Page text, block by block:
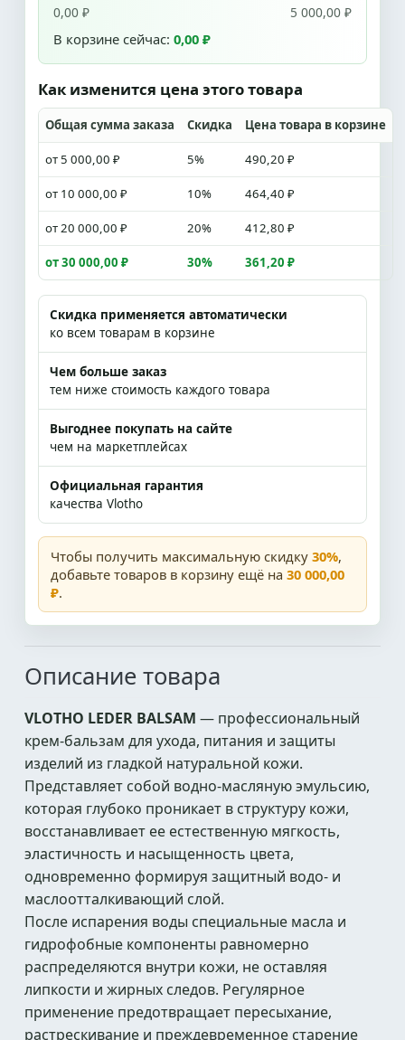
0,00 ₽ 5 000,00 ₽
В корзине сейчас: 0,00 ₽
Как изменится цена этого товара
Общая сумма заказа Скидка Цена товара в корзине
от 5 000,00 ₽ 5% 490,20 ₽
от 10 000,00 ₽ 10% 464,40 ₽
от 20 000,00 ₽ 20% 412,80 ₽
от 30 000,00 ₽ 30% 361,20 ₽
Скидка применяется автоматически
ко всем товарам в корзине
Чем больше заказ
тем ниже стоимость каждого товара
Выгоднее покупать на сайте
чем на маркетплейсах
Официальная гарантия
качества Vlotho
Чтобы получить максимальную скидку 30%,
добавьте товаров в корзину ещё на 30 000,00
₽.
Описание товара
VLOTHO LEDER BALSAM — профессиональный
крем-бальзам для ухода, питания и защиты
изделий из гладкой натуральной кожи.
Представляет собой водно-масляную эмульсию,
которая глубоко проникает в структуру кожи,
восстанавливает ее естественную мягкость,
эластичность и насыщенность цвета,
одновременно формируя защитный водо- и
маслоотталкивающий слой.
После испарения воды специальные масла и
гидрофобные компоненты равномерно
распределяются внутри кожи, не оставляя
липкости и жирных следов. Регулярное
применение предотвращает пересыхание,
растрескивание и преждевременное старение